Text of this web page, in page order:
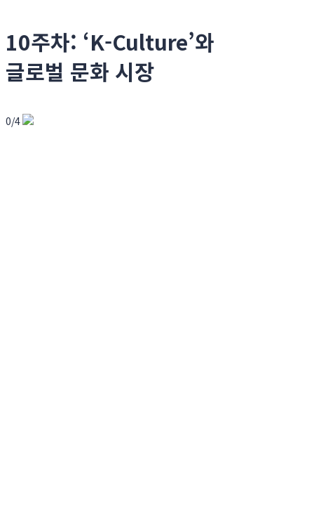
10주차: ‘K-Culture’와
글로벌 문화 시장
0/4